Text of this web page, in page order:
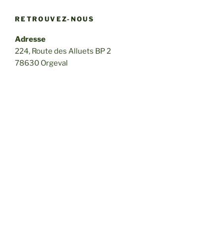
RETROUVEZ-NOUS
Adresse
224, Route des Alluets BP 2
78630 Orgeval